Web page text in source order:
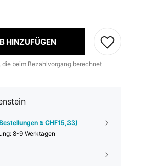
HINZUFÜGEN
die beim Bezahlvorgang berechnet
≥ CHF15,33)
8-9 Werktagen